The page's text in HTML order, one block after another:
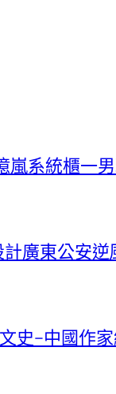
嵐系統櫃一
計廣東公安逆
史–中國作